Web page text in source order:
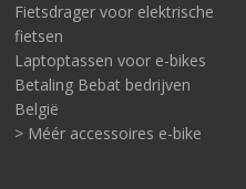
Fietsdrager voor elektrische
fietsen
Laptoptassen voor e-bikes
Betaling Bebat bedrijven
België
> Méér accessoires e-bike